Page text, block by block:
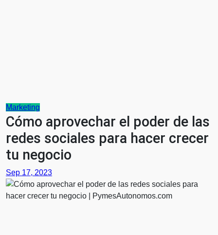
Marketing
Cómo aprovechar el poder de las
redes sociales para hacer crecer
tu negocio
Sep 17, 2023